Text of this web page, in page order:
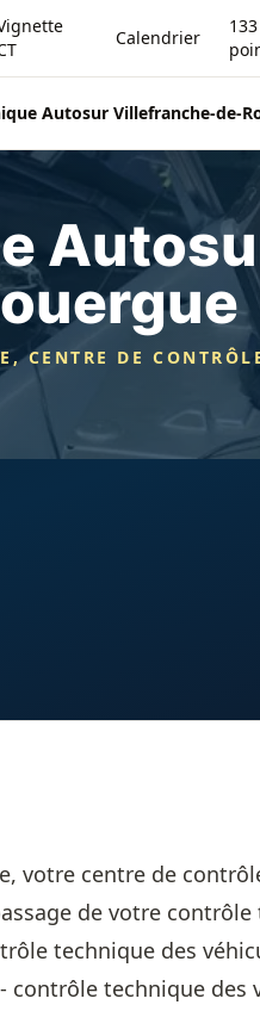
Calendrier
133
Autosur Villefranche-de-
CENTRE DE
votre centre de
de votre
technique des
contrôle technique des